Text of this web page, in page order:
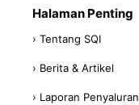
Halaman Penting
› Tentang SQI
› Berita & Artikel
› Laporan Penyaluran